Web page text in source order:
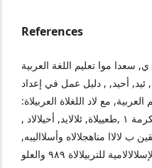
References
سعدا موا تعليم اللغة العربية
ب ا, ٤۲۸ ۱٩ طعيية, ئيد, أحيد, , دليل عمل في إعداد
العربية, مع لاد اللغلاة العربيلاة:
بجامعلاة أ القلارئ ۸۵ مكة اليكرمة ۱ ,طعييلاة, ئلالايد, أحيلالاد ,
ب لالاا مناهجلالاه وأسلااليبه,
اللالارب : منشلالاو ات الين يلاة الإسلالالامية للتربيلالاة ٩۸٩ والعلو